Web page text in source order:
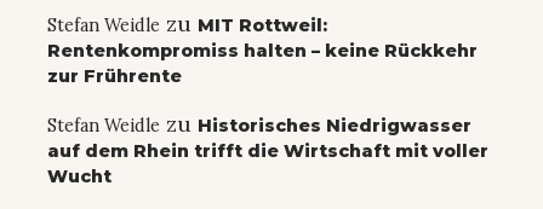
Stefan Weidle zu MIT Rottweil:
Rentenkompromiss halten – keine Rückkehr
zur Frührente
Stefan Weidle zu Historisches Niedrigwasser
auf dem Rhein trifft die Wirtschaft mit voller
Wucht